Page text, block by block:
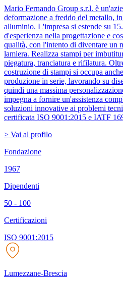
Mario Fernando Group s.r.l. è
deformazione a freddo del metallo,
alluminio. L'impresa si estende su
d'esperienza nella progettazione e
qualità, con l'intento di diventare un
lamiera. Realizza stampi per
piegatura, tranciatura e rifilatura.
costruzione di stampi si occupa
produzione in serie, lavorando su
quindi una massima
impegna a fornire un'assistenza
soluzioni innovative ai problemi
certificata ISO 9001:2015 e IATF
> Vai al profilo
Fondazione
1967
Dipendenti
50 - 100
Certificazioni
ISO 9001:2015
Lumezzane-Brescia